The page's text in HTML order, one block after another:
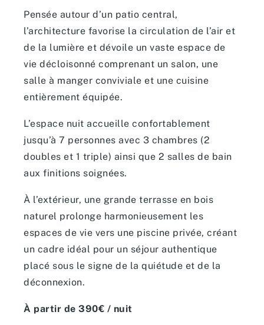
Pensée autour d’un patio central,
l’architecture favorise la circulation de l’air et
de la lumière et dévoile un vaste espace de
vie décloisonné comprenant un salon, une
salle à manger conviviale et une cuisine
entièrement équipée.
L’espace nuit accueille confortablement
jusqu’à 7 personnes avec 3 chambres (2
doubles et 1 triple) ainsi que 2 salles de bain
aux finitions soignées.
À l’extérieur, une grande terrasse en bois
naturel prolonge harmonieusement les
espaces de vie vers une piscine privée, créant
un cadre idéal pour un séjour authentique
placé sous le signe de la quiétude et de la
déconnexion.
À partir de 390€ / nuit